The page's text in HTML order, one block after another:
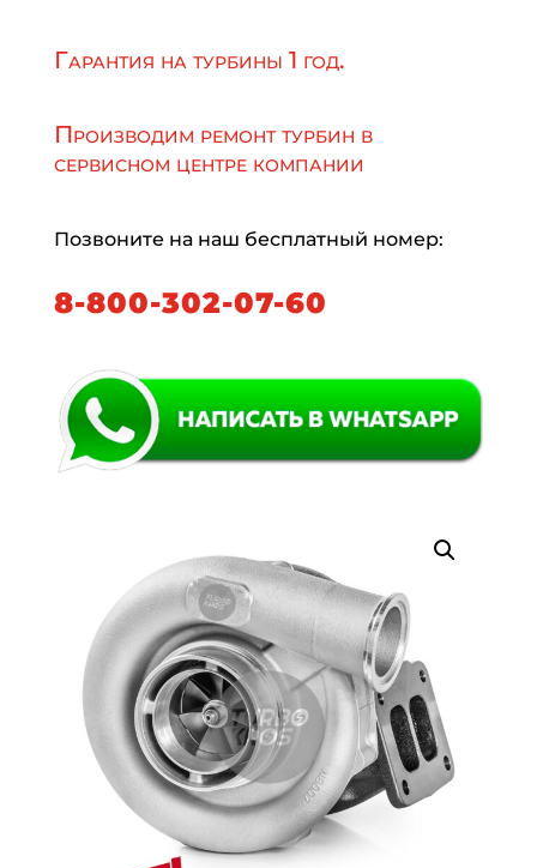
Гарантия на турбины 1 год.
Производим ремонт турбин в
сервисном центре компании
Позвоните на наш бесплатный номер:
8-800-302-07-60